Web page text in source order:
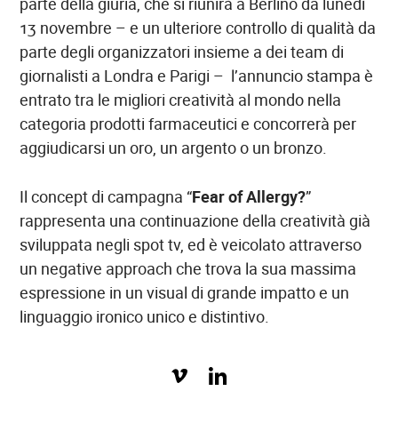
parte della giuria, che si riunirà a Berlino da lunedì
13 novembre – e un ulteriore controllo di qualità da
parte degli organizzatori insieme a dei team di
giornalisti a Londra e Parigi – l’annuncio stampa è
entrato tra le migliori creatività al mondo nella
categoria prodotti farmaceutici e concorrerà per
aggiudicarsi un oro, un argento o un bronzo.
Il concept di campagna “Fear of Allergy?”
rappresenta una continuazione della creatività già
sviluppata negli spot tv, ed è veicolato attraverso
un negative approach che trova la sua massima
espressione in un visual di grande impatto e un
linguaggio ironico unico e distintivo.